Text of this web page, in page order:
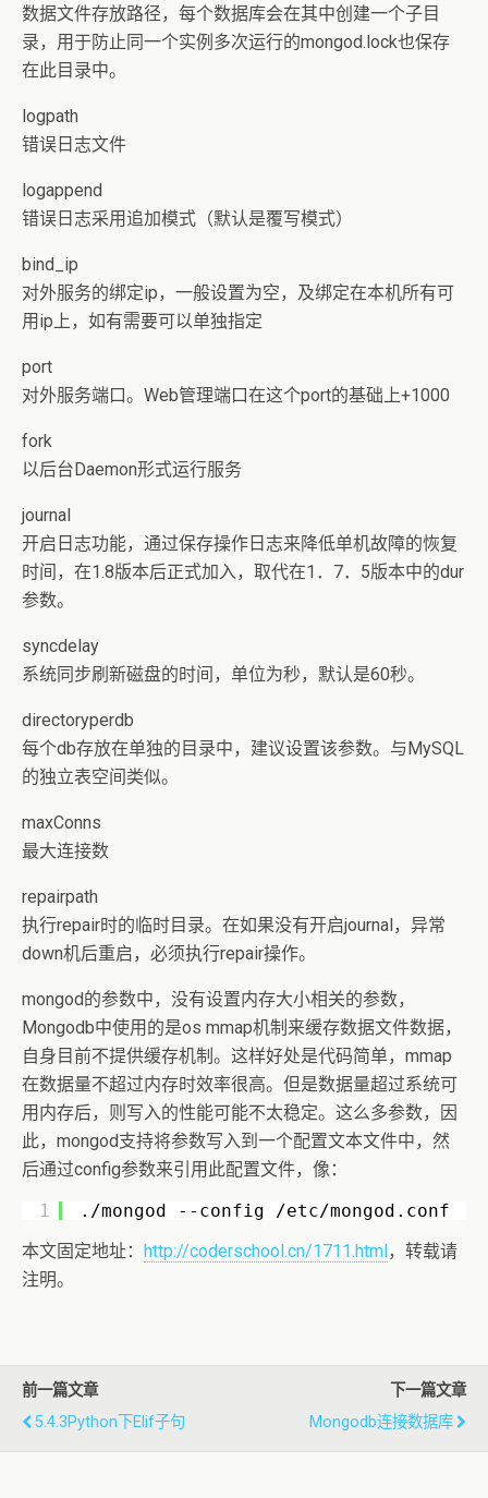
数据文件存放路径，每个数据库会在其中创建一个子目
录，用于防止同一个实例多次运行的mongod.lock也保存
在此目录中。
logpath
错误日志文件
logappend
错误日志采用追加模式（默认是覆写模式）
bind_ip
对外服务的绑定ip，一般设置为空，及绑定在本机所有可
用ip上，如有需要可以单独指定
port
对外服务端口。Web管理端口在这个port的基础上+1000
fork
以后台Daemon形式运行服务
journal
开启日志功能，通过保存操作日志来降低单机故障的恢复
时间，在1.8版本后正式加入，取代在1．7．5版本中的dur
参数。
syncdelay
系统同步刷新磁盘的时间，单位为秒，默认是60秒。
directoryperdb
每个db存放在单独的目录中，建议设置该参数。与MySQL
的独立表空间类似。
maxConns
最大连接数
repairpath
执行repair时的临时目录。在如果没有开启journal，异常
down机后重启，必须执行repair操作。
mongod的参数中，没有设置内存大小相关的参数，
Mongodb中使用的是os mmap机制来缓存数据文件数据，
自身目前不提供缓存机制。这样好处是代码简单，mmap
在数据量不超过内存时效率很高。但是数据量超过系统可
用内存后，则写入的性能可能不太稳定。这么多参数，因
此，mongod支持将参数写入到一个配置文本文件中，然
后通过config参数来引用此配置文件，像：
1
./mongod --config /etc/mongod.conf
本文固定地址： http://coderschool.cn/1711.html，转载请
注明。
前一篇文章
5.4.3Python下elif子句
下一篇文章
Mongodb连接数据库